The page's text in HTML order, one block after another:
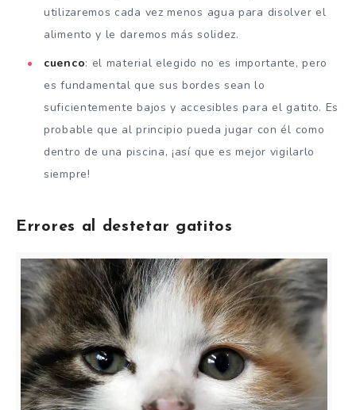
utilizaremos cada vez menos agua para disolver el
alimento y le daremos más solidez.
cuenco: el material elegido no es importante, pero
es fundamental que sus bordes sean lo
suficientemente bajos y accesibles para el gatito. Es
probable que al principio pueda jugar con él como
dentro de una piscina, ¡así que es mejor vigilarlo
siempre!
Errores al destetar gatitos